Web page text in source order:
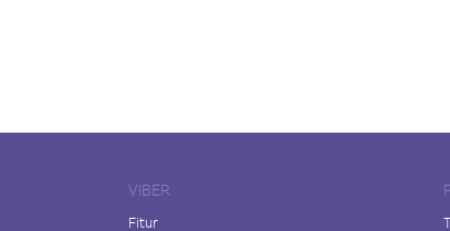
VIBER
Fitur